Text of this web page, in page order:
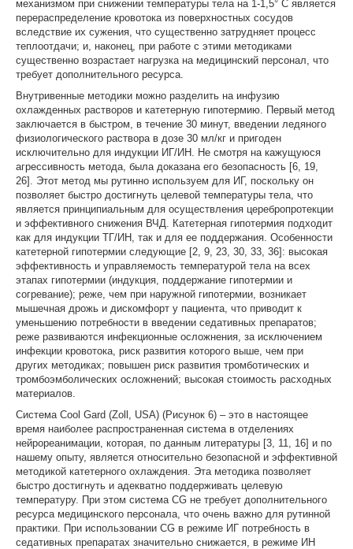
механизмом при снижении температуры тела на 1-1,5° С является
перераспределение кровотока из поверхностных сосудов
вследствие их сужения, что существенно затрудняет процесс
теплоотдачи; и, наконец, при работе с этими методиками
существенно возрастает нагрузка на медицинский персонал, что
требует дополнительного ресурса.
Внутривенные методики можно разделить на инфузию
охлажденных растворов и катетерную гипотермию. Первый метод
заключается в быстром, в течение 30 минут, введении ледяного
физиологического раствора в дозе 30 мл/кг и пригоден
исключительно для индукции ИГ/ИН. Не смотря на кажущуюся
агрессивность метода, была доказана его безопасность [6, 19,
26]. Этот метод мы рутинно используем для ИГ, поскольку он
позволяет быстро достигнуть целевой температуры тела, что
является принципиальным для осуществления церебропротекции
и эффективного снижения ВЧД. Катетерная гипотермия подходит
как для индукции ТГ/ИН, так и для ее поддержания. Особенности
катетерной гипотермии следующие [2, 9, 23, 30, 33, 36]: высокая
эффективность и управляемость температурой тела на всех
этапах гипотермии (индукция, поддержание гипотермии и
согревание); реже, чем при наружной гипотермии, возникает
мышечная дрожь и дискомфорт у пациента, что приводит к
уменьшению потребности в введении седативных препаратов;
реже развиваются инфекционные осложнения, за исключением
инфекции кровотока, риск развития которого выше, чем при
других методиках; повышен риск развития тромботических и
тромбоэмболических осложнений; высокая стоимость расходных
материалов.
Система Cool Gard (Zoll, USA) (Рисунок 6) – это в настоящее
время наиболее распространенная система в отделениях
нейрореанимации, которая, по данным литературы [3, 11, 16] и по
нашему опыту, является относительно безопасной и эффективной
методикой катетерного охлаждения. Эта методика позволяет
быстро достигнуть и адекватно поддерживать целевую
температуру. При этом система CG не требует дополнительного
ресурса медицинского персонала, что очень важно для рутинной
практики. При использовании CG в режиме ИГ потребность в
седативных препаратах значительно снижается, в режиме ИН